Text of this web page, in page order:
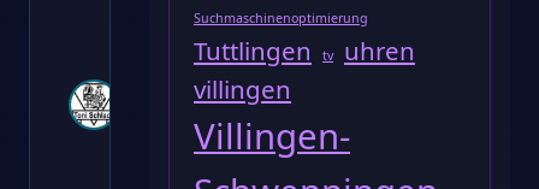
3
Min. Lesezeit
Suchmaschinenoptimierung
Tuttlingen tv
uhren
villingen
Villingen-